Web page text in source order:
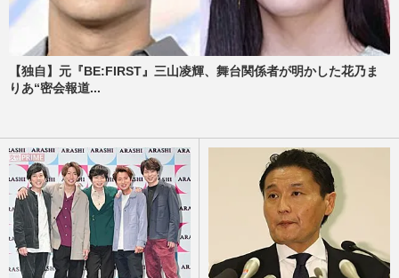
【独自】元『BE:FIRST』三山凌輝、舞台関係者が明かした花乃ま
りあ“密会報道...